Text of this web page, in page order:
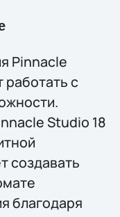
Pinnacle
работать с
Studio 18
создавать
благодаря